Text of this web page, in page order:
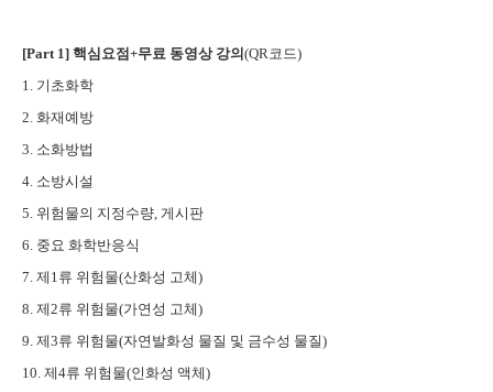
[Part 1] 핵심요점+무료 동영상 강의 (QR코드)
1. 기초화학
2. 화재예방
3. 소화방법
4. 소방시설
5. 위험물의 지정수량, 게시판
6. 중요 화학반응식
7. 제1류 위험물(산화성 고체)
8. 제2류 위험물(가연성 고체)
9. 제3류 위험물(자연발화성 물질 및 금수성 물질)
10. 제4류 위험물(인화성 액체)